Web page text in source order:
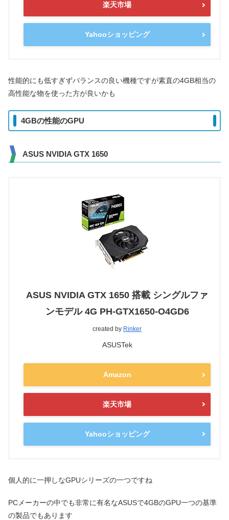
楽天市場
Yahooショッピング
性能的にも低すぎずバランスの良い機種ですが素直の4GB相当の
高性能な物を使った方が良いかも
4GBの性能のGPU
ASUS NVIDIA GTX 1650
ASUS NVIDIA GTX 1650 搭載 シングルファ
ンモデル 4G PH-GTX1650-O4GD6
created by Rinker
ASUSTek
Amazon
楽天市場
Yahooショッピング
個人的に一押しなGPUシリーズの一つですね
PCメーカーの中でも非常に有名なASUSで4GBのGPU一つの基準
の製品でもあります